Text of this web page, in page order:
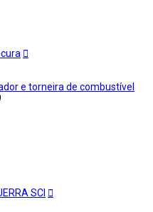
e torneira de combustível
SCI